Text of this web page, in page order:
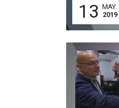
13
MAY.
2019